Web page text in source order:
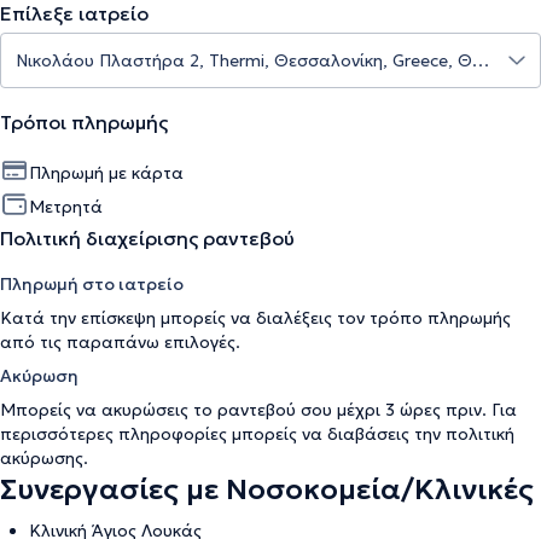
Επίλεξε ιατρείο
Τρόποι πληρωμής
Πληρωμή με κάρτα
Μετρητά
Πολιτική διαχείρισης ραντεβού
Πληρωμή στο ιατρείο
Κατά την επίσκεψη μπορείς να διαλέξεις τον τρόπο πληρωμής
από τις παραπάνω επιλογές.
Ακύρωση
Μπορείς να ακυρώσεις το ραντεβού σου μέχρι 3 ώρες πριν. Για
περισσότερες πληροφορίες μπορείς να διαβάσεις την πολιτική
ακύρωσης.
Συνεργασίες με Νοσοκομεία/Κλινικές
Κλινική Άγιος Λουκάς